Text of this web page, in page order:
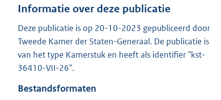
n
s
r
o
Informatie over deze publicatie
Deze publicatie is op 20-10-2023 gepubliceerd door
Tweede Kamer der Staten-Generaal. De publicatie is
van het type Kamerstuk en heeft als identifier "kst-
36410-VII-26".
Bestandsformaten